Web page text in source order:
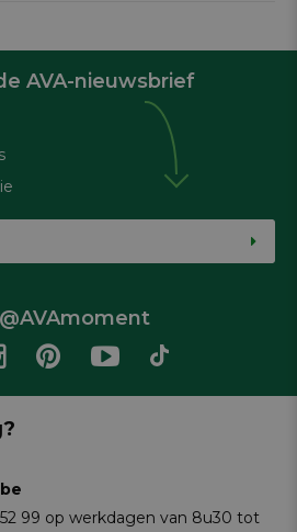
AVA-nieuwsbrief
99 op werkdagen van 8u30 tot